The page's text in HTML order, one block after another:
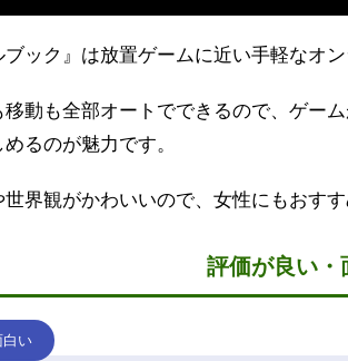
ブック』は放置ゲームに近い手軽なオン
移動も全部オートでできるので、ゲー
るのが魅力です。
界観がかわいいので、女性にもおすす
評価が良い・
白い